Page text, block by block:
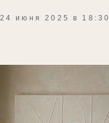
24 июня 2025 в 18:30